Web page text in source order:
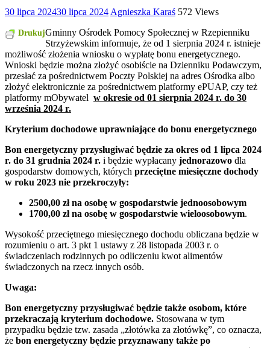
30 lipca 202430 lipca 2024 Agnieszka Karaś 572 Views
DrukujGminny Ośrodek Pomocy Społecznej w Rzepienniku
Strzyżewskim informuje, że od 1 sierpnia 2024 r. istnieje
możliwość złożenia wniosku o wypłatę bonu energetycznego.
Wnioski będzie można złożyć osobiście na Dzienniku Podawczym,
przesłać za pośrednictwem Poczty Polskiej na adres Ośrodka albo
złożyć elektronicznie za pośrednictwem platformy ePUAP, czy też
platformy mObywatel w okresie od 01 sierpnia 2024 r. do 30
września 2024 r.
Kryterium dochodowe uprawniające do bonu energetycznego
Bon energetyczny przysługiwać będzie za okres od 1 lipca 2024
r. do 31 grudnia 2024 r. i będzie wypłacany jednorazowo dla
gospodarstw domowych, których przeciętne miesięczne dochody
w roku 2023 nie przekroczyły:
2500,00 zł na osobę w gospodarstwie jednoosobowym
1700,00 zł na osobę w gospodarstwie wieloosobowym.
Wysokość przeciętnego miesięcznego dochodu obliczana będzie w
rozumieniu o art. 3 pkt 1 ustawy z 28 listopada 2003 r. o
świadczeniach rodzinnych po odliczeniu kwot alimentów
świadczonych na rzecz innych osób.
Uwaga:
Bon energetyczny przysługiwać będzie także osobom, które
przekraczają kryterium dochodowe. Stosowana w tym
przypadku będzie tzw. zasada „złotówka za złotówkę”, co oznacza,
że bon energetyczny będzie przyznawany także po